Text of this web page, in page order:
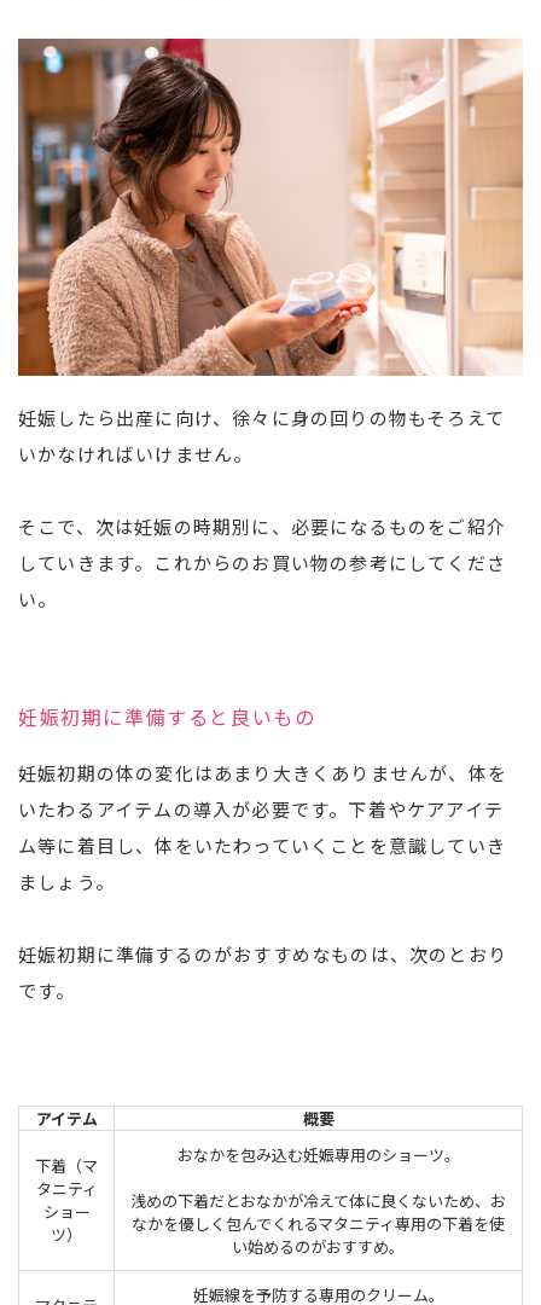
妊娠したら出産に向け、徐々に身の回りの物もそろえて
いかなければいけません。
そこで、次は妊娠の時期別に、必要になるものをご紹介
していきます。これからのお買い物の参考にしてくださ
い。
妊娠初期に準備すると良いもの
妊娠初期の体の変化はあまり大きくありませんが、体を
いたわるアイテムの導入が必要です。下着やケアアイテ
ム等に着目し、体をいたわっていくことを意識していき
ましょう。
妊娠初期に準備するのがおすすめなものは、次のとおり
です。
アイテム 概要
下着（マ
タニティ
ショー
ツ）
おなかを包み込む妊娠専用のショーツ。
浅めの下着だとおなかが冷えて体に良くないため、お
なかを優しく包んでくれるマタニティ専用の下着を使
い始めるのがおすすめ。
妊娠線を予防する専用のクリーム。